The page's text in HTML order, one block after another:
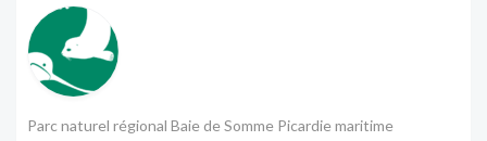
Parc naturel régional Baie de Somme Picardie maritime